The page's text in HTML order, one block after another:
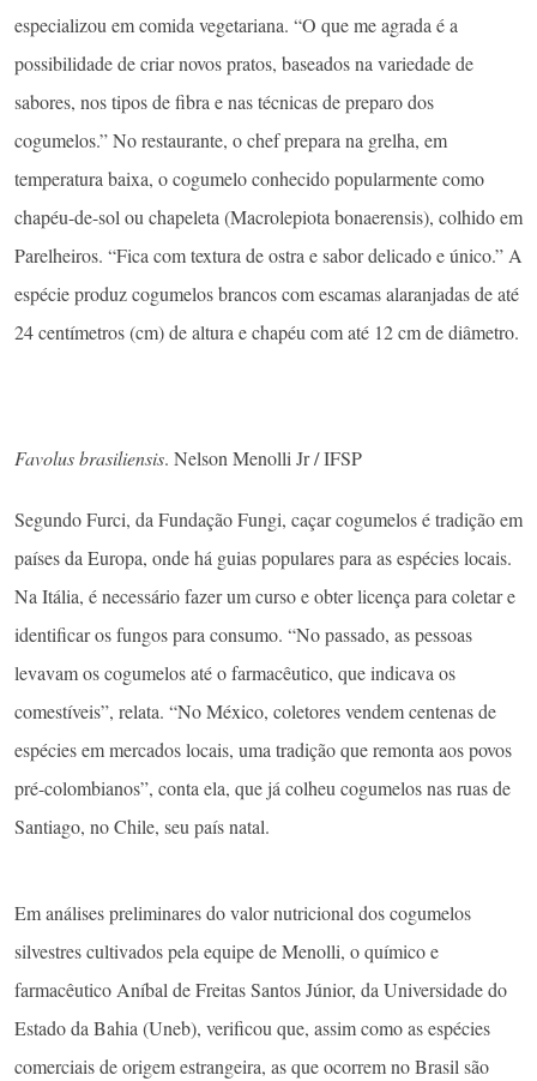
especializou em comida vegetariana. “O que me agrada é a
possibilidade de criar novos pratos, baseados na variedade de
sabores, nos tipos de fibra e nas técnicas de preparo dos
cogumelos.” No restaurante, o chef prepara na grelha, em
temperatura baixa, o cogumelo conhecido popularmente como
chapéu-de-sol ou chapeleta (Macrolepiota bonaerensis), colhido em
Parelheiros. “Fica com textura de ostra e sabor delicado e único.” A
espécie produz cogumelos brancos com escamas alaranjadas de até
24 centímetros (cm) de altura e chapéu com até 12 cm de diâmetro.
Favolus brasiliensis. Nelson Menolli Jr / IFSP
Segundo Furci, da Fundação Fungi, caçar cogumelos é tradição em
países da Europa, onde há guias populares para as espécies locais.
Na Itália, é necessário fazer um curso e obter licença para coletar e
identificar os fungos para consumo. “No passado, as pessoas
levavam os cogumelos até o farmacêutico, que indicava os
comestíveis”, relata. “No México, coletores vendem centenas de
espécies em mercados locais, uma tradição que remonta aos povos
pré-colombianos”, conta ela, que já colheu cogumelos nas ruas de
Santiago, no Chile, seu país natal.
Em análises preliminares do valor nutricional dos cogumelos
silvestres cultivados pela equipe de Menolli, o químico e
farmacêutico Aníbal de Freitas Santos Júnior, da Universidade do
Estado da Bahia (Uneb), verificou que, assim como as espécies
comerciais de origem estrangeira, as que ocorrem no Brasil são